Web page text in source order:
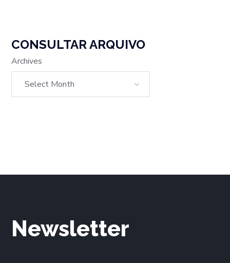
CONSULTAR ARQUIVO
Archives
Newsletter